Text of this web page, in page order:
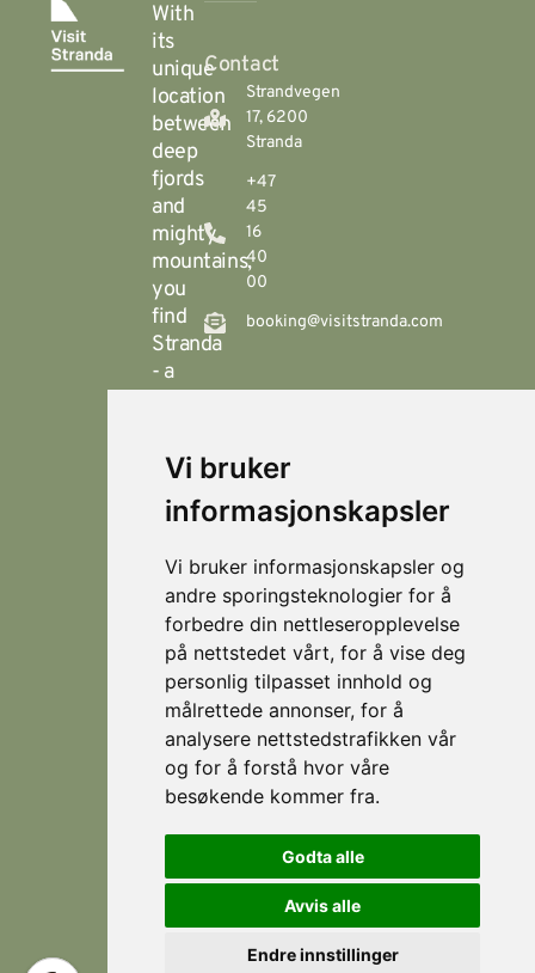
Vi bruker
informasjonskapsler
Vi bruker informasjonskapsler og
andre sporingsteknologier for å
forbedre din nettleseropplevelse
på nettstedet vårt, for å vise deg
personlig tilpasset innhold og
målrettede annonser, for å
analysere nettstedstrafikken vår
og for å forstå hvor våre
besøkende kommer fra.
Godta alle
Avvis alle
Endre innstillinger
With
its
unique
location
between
deep
fjords
and
mighty
mountains,
you
find
Stranda
- a
destination
that
offers
hiking
during
the
summer,
and
which
is an
eldorado
for
skiing
during
winter.
Contact
Strandvegen
17, 6200
Stranda
+47
45
16
40
00
booking@visitstranda.com
Locations
Koie
Stranda
Strandafjellet
Follow
us
Facebook
Instagram
Stranda
Horn Media